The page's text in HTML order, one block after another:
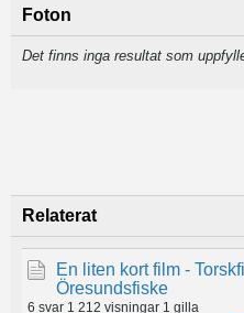
Foton
Det finns inga resultat som
Relaterat
En liten kort film -
Öresundsfiske
6 svar 1 212 visningar 1 gilla